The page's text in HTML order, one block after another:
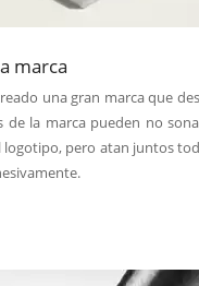
marca
una gran marca que
de la marca pueden no
logotipo, pero atan juntos